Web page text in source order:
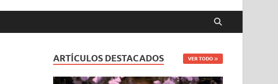
ARTÍCULOS DESTACADOS VER TODO